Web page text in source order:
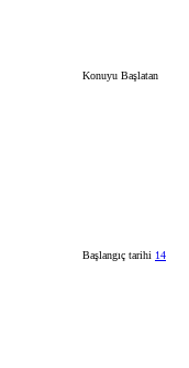
Konuyu Başlatan
Başlangıç tarihi 14